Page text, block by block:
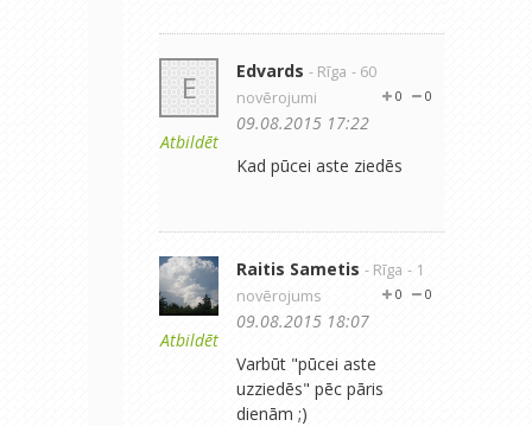
E
Atbildēt
Edvards - Rīga - 60
novērojumi
0
0
09.08.2015 17:22
Kad pūcei aste ziedēs
Atbildēt
Raitis Sametis - Rīga - 1
novērojums
0
0
09.08.2015 18:07
Varbūt "pūcei aste
uzziedēs" pēc pāris
dienām ;)